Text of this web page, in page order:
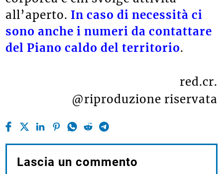
all’aperto. In caso di necessità ci
sono anche i numeri da contattare
del Piano caldo del territorio.
red.cr.
@riproduzione riservata
Lascia un commento